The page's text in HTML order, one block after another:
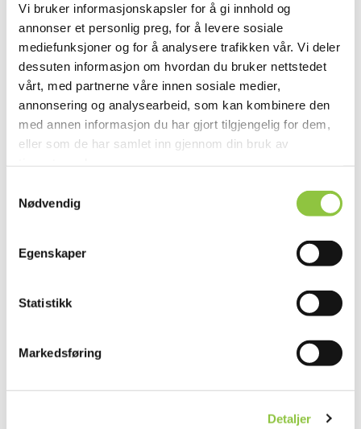
Vi bruker informasjonskapsler for å gi innhold og
annonser et personlig preg, for å levere sosiale
mediefunksjoner og for å analysere trafikken vår. Vi deler
dessuten informasjon om hvordan du bruker nettstedet
vårt, med partnerne våre innen sosiale medier,
annonsering og analysearbeid, som kan kombinere den
med annen informasjon du har gjort tilgjengelig for dem,
eller som de har samlet inn gjennom din bruk av
Nødvendig
Egenskaper
Statistikk
Markedsføring
Detaljer
Sortasvegen 296, 7517 Hell
Andre lignende gårder
ØFSTI LANDBRUK ARNE STENE